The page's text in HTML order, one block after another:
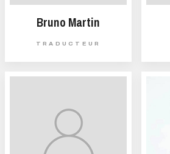
Bruno Martin
TRADUCTEUR